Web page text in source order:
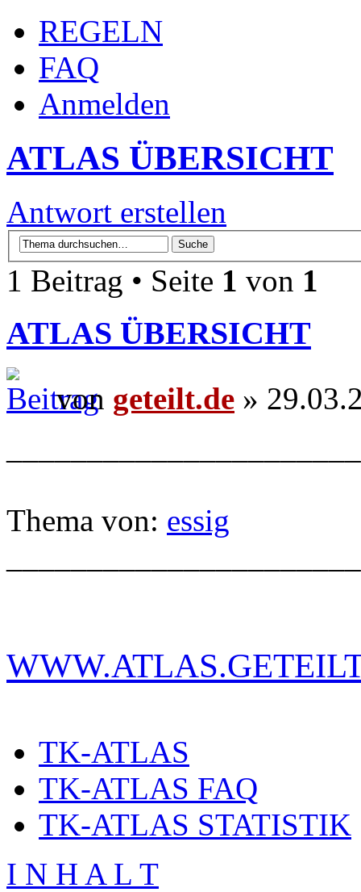
REGELN
FAQ
Anmelden
ATLAS ÜBERSICHT
Antwort erstellen
1 Beitrag • Seite 1 von 1
ATLAS ÜBERSICHT
von geteilt.de »
Thema von: essig
TK-ATLAS
TK-ATLAS FAQ
TK-ATLAS STATISTIK
I N H A L T